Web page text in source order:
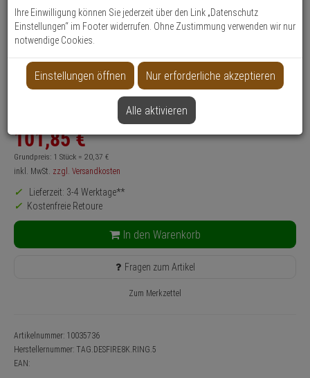
Suche
Produktmerkmale
Datenblatt drucken
Produktinformationen
RFID-Chip, Zubehörartikel - Modell: SimonsVoss System 3060
Anwendung: Zutrittskontrolle, Türsicherung
101,85 €
Grundpreis: 1 Stück = 20,37 €
inkl. MwSt. zzgl. Versandkosten
Lieferzeit: 3-4 Werktage**
Kostenfreie Retoure
In den Warenkorb
Fragen zum Artikel
Zum Merkzettel
Artikelnummer: 10035736
Herstellernummer: TAG.DESFIRE8K.RING.5
EAN:
Ihre Einwilligung können Sie jederzeit über den Link „Datenschutz
Einstellungen“ im Footer widerrufen. Ohne Zustimmung verwenden wir nur
notwendige Cookies.
Einstellungen öffnen Nur erforderliche akzeptieren
Alle aktivieren